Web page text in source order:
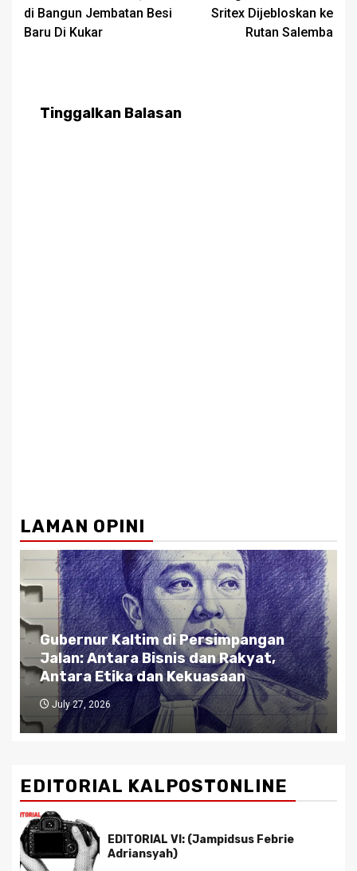
di Bangun Jembatan Besi
Baru Di Kukar
Sritex Dijebloskan ke
Rutan Salemba
Tinggalkan Balasan
LAMAN OPINI
Gubernur Kaltim di Persimpangan
Jalan: Antara Bisnis dan Rakyat,
Antara Etika dan Kekuasaan
July 27, 2026
EDITORIAL KALPOSTONLINE
EDITORIAL VI: (Jampidsus Febrie
Adriansyah)